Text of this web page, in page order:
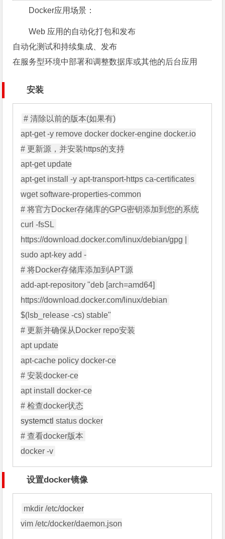
Docker应用场景：
Web 应用的自动化打包和发布
自动化测试和持续集成、发布
在服务型环境中部署和调整数据库或其他的后台应用
安装
# 清除以前的版本(如果有)
apt-get -y remove docker docker-engine docker.io
# 更新源，并安装https的支持
apt-get update
apt-get install -y apt-transport-https ca-certificates
wget software-properties-common
# 将官方Docker存储库的GPG密钥添加到您的系统
curl -fsSL
https://download.docker.com/linux/debian/gpg |
sudo apt-key add -
# 将Docker存储库添加到APT源
add-apt-repository "deb [arch=amd64]
https://download.docker.com/linux/debian
$(lsb_release -cs) stable"
# 更新并确保从Docker repo安装
apt update
apt-cache policy docker-ce
# 安装docker-ce
apt install docker-ce
systemctl status docker
# 查看docker版本
设置docker镜像
mkdir /etc/docker
vim /etc/docker/daemon.json